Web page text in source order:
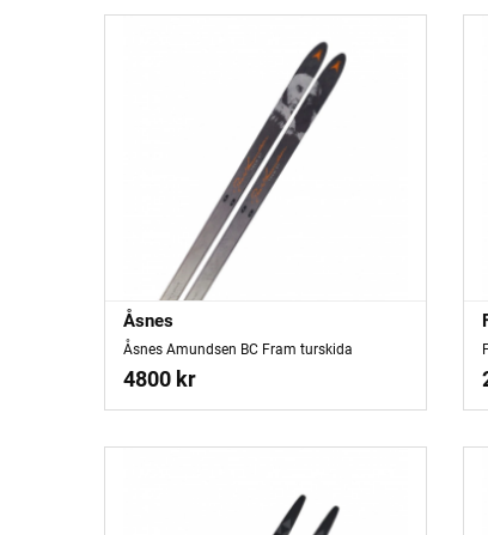
Åsnes
Åsnes Amundsen BC Fram turskida
4800 kr